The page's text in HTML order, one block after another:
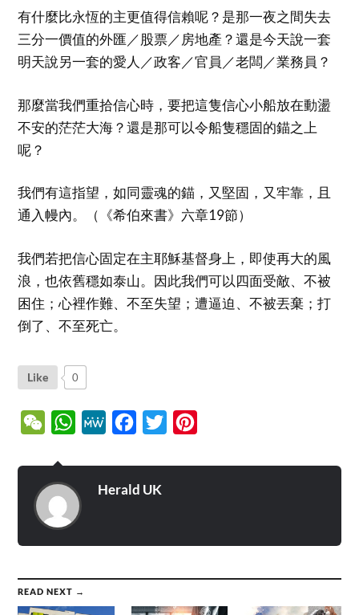
有什麼比永恆的主更值得信賴呢？是那一夜之間失去
三分一價值的外匯／股票／房地產？還是今天說一套
明天說另一套的愛人／政客／官員／老闆／業務員？
那麼當我們重拾信心時，要把這隻信心小船放在動盪
不安的茫茫大海？還是那可以令船隻穩固的錨之上
呢？
我們有這指望，如同靈魂的錨，又堅固，又牢靠，且
通入幔內。（《希伯來書》六章19節）
我們若把信心固定在主耶穌基督身上，即使再大的風
浪，也依舊穩如泰山。因此我們可以四面受敵、不被
困住；心裡作難、不至失望；遭逼迫、不被丟棄；打
倒了、不至死亡。
Like 0
WeChatWhatsApp
MeWe Facebook
Twitter
Herald UK
READ NEXT →